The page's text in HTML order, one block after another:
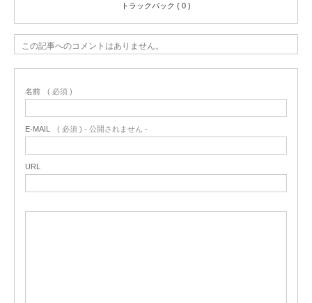
トラックバック ( 0 )
この記事へのコメントはありません。
名前 ( 必須 )
E-MAIL ( 必須 ) - 公開されません -
URL